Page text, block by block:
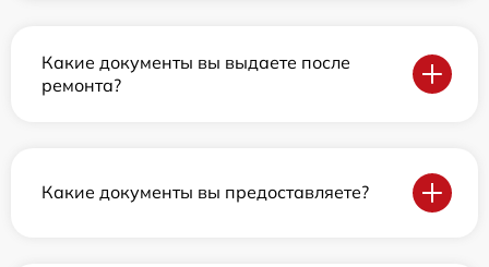
Какие документы вы выдаете после
ремонта?
Какие документы вы предоставляете?